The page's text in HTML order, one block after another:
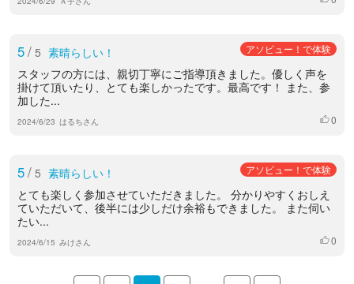
5/ 5 素晴らしい！ アソビュー！で体験
スタッフの方には、親切丁寧にご指導頂きました。優しく声を
掛けて頂いたり、とても楽しかったです。最高です！ また、参
加した...
2024/6/23 はるちさん いいね
0
5/ 5 素晴らしい！ アソビュー！で体験
とても楽しく参加させていただきました。 分かりやすくおしえ
ていただいて、後半には少しだけ余裕もできました。 また伺い
たい...
2024/6/15 みけさん いいね
0